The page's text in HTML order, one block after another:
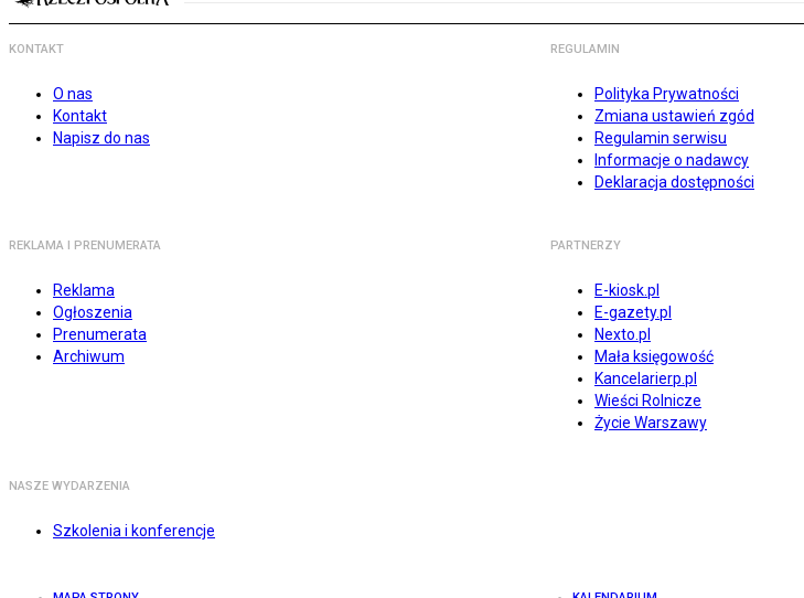
KONTAKT
O nas
Kontakt
Napisz do nas
REGULAMIN
Polityka Prywatności
Zmiana ustawień zgód
Regulamin serwisu
Informacje o nadawcy
Deklaracja dostępności
REKLAMA I PRENUMERATA
Reklama
Ogłoszenia
Prenumerata
Archiwum
PARTNERZY
E-kiosk.pl
E-gazety.pl
Nexto.pl
Mała księgowość
Kancelarierp.pl
Wieści Rolnicze
Życie Warszawy
NASZE WYDARZENIA
Szkolenia i konferencje